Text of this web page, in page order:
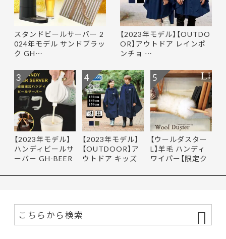
スタンドビールサーバー 2
024年モデル サンドブラッ
ク GH…
【2023年モデル】【OUTDO
OR】アウトドア レインポ
ンチョ …
【2023年モデル】
ハンディビールサ
ーバー GH-BEER
3
【2023年モデル】
【OUTDOOR】ア
ウトドア キッズ
4
【ウールダスター
L】羊毛 ハンディ
ワイパー【限定ク
5